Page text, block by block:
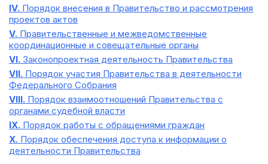
IV. Порядок внесения в Правительство и рассмотрения
проектов актов
V. Правительственные и межведомственные
координационные и совещательные органы
VI. Законопроектная деятельность Правительства
VII. Порядок участия Правительства в деятельности
Федерального Собрания
VIII. Порядок взаимоотношений Правительства с
органами судебной власти
IX. Порядок работы с обращениями граждан
X. Порядок обеспечения доступа к информации о
деятельности Правительства